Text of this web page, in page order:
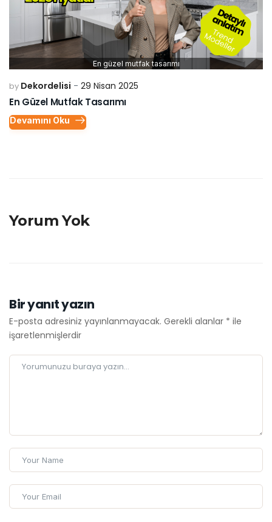
En güzel mutfak tasarımı
by Dekordelisi 29 Nisan 2025
En Güzel Mutfak Tasarımı
Devamını Oku
Yorum Yok
Bir yanıt yazın
E-posta adresiniz yayınlanmayacak. Gerekli alanlar * ile
işaretlenmişlerdir